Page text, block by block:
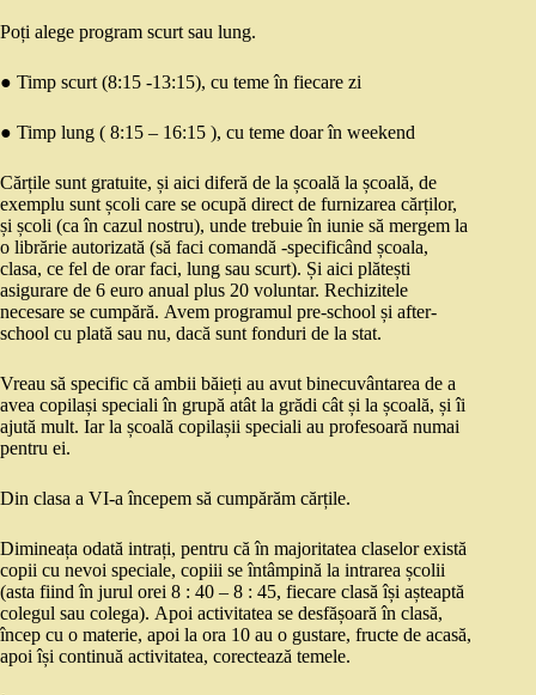
Poți alege program scurt sau lung.
● Timp scurt (8:15 -13:15), cu teme în fiecare zi
● Timp lung ( 8:15 – 16:15 ), cu teme doar în weekend
Cărțile sunt gratuite, și aici diferă de la școală la școală, de
exemplu sunt școli care se ocupă direct de furnizarea cărților,
și școli (ca în cazul nostru), unde trebuie în iunie să mergem la
o librărie autorizată (să faci comandă -specificând școala,
clasa, ce fel de orar faci, lung sau scurt). Și aici plătești
asigurare de 6 euro anual plus 20 voluntar. Rechizitele
necesare se cumpără. Avem programul pre-school și after-
school cu plată sau nu, dacă sunt fonduri de la stat.
Vreau să specific că ambii băieți au avut binecuvântarea de a
avea copilași speciali în grupă atât la grădi cât și la școală, și îi
ajută mult. Iar la școală copilașii speciali au profesoară numai
pentru ei.
Din clasa a VI-a începem să cumpărăm cărțile.
Dimineața odată intrați, pentru că în majoritatea claselor există
copii cu nevoi speciale, copiii se întâmpină la intrarea școlii
(asta fiind în jurul orei 8 : 40 – 8 : 45, fiecare clasă își așteaptă
colegul sau colega). Apoi activitatea se desfășoară în clasă,
încep cu o materie, apoi la ora 10 au o gustare, fructe de acasă,
apoi își continuă activitatea, corectează temele.